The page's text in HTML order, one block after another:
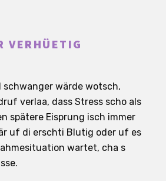
VERHÜETIG
schwanger wärde wotsch,
verlaa, dass Stress scho als
spätere Eisprung isch immer
uf di erschti Blutig oder uf es
wartet, cha s